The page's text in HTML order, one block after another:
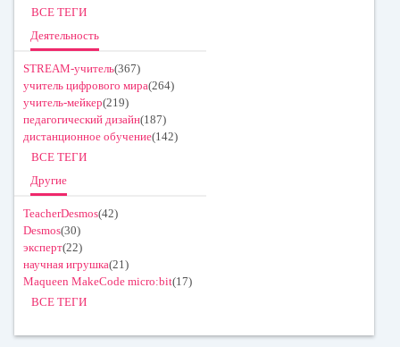
ВСЕ ТЕГИ
Деятельность
STREAM-учитель(367)
учитель цифрового мира(264)
учитель-мейкер(219)
педагогический дизайн(187)
дистанционное обучение(142)
ВСЕ ТЕГИ
Другие
TeacherDesmos(42)
Desmos(30)
эксперт(22)
научная игрушка(21)
Maqueen MakeCode micro:bit(17)
ВСЕ ТЕГИ